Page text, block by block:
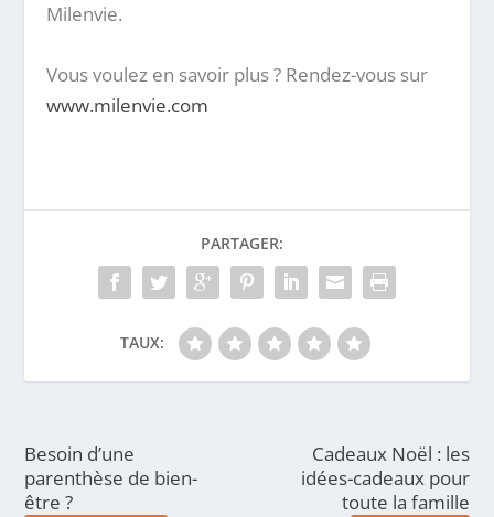
Milenvie.
Vous voulez en savoir plus ? Rendez-vous sur
www.milenvie.com
PARTAGER:
TAUX:
Besoin d’une
parenthèse de bien-
être ?
Cadeaux Noël : les
idées-cadeaux pour
toute la famille